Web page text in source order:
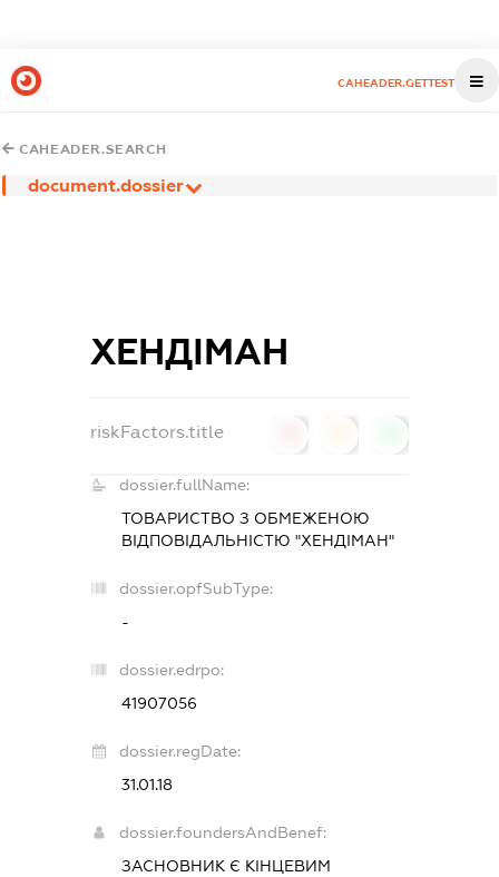
CAHEADER.GETTEST
CAHEADER.SEARCH
document.dossier
ХЕНДІМАН
riskFactors.title
dossier.fullName:
ТОВАРИСТВО З ОБМЕЖЕНОЮ
ВІДПОВІДАЛЬНІСТЮ "ХЕНДІМАН"
dossier.opfSubType:
-
dossier.edrpo:
41907056
dossier.regDate:
31.01.18
dossier.foundersAndBenef:
ЗАСНОВНИК Є КІНЦЕВИМ